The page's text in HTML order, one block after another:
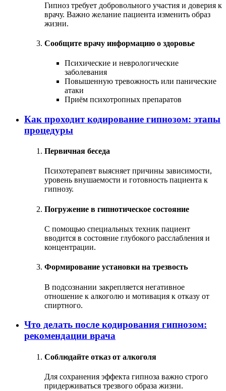
Гипноз требует добровольного участия и доверия к
врачу. Важно желание пациента изменить образ
жизни.
Сообщите врачу информацию о здоровье
Психические и неврологические
заболевания
Повышенную тревожность или панические
атаки
Приём психотропных препаратов
Как проходит кодирование гипнозом: этапы
процедуры
Первичная беседа
Психотерапевт выясняет причины зависимости,
уровень внушаемости и готовность пациента к
гипнозу.
Погружение в гипнотическое состояние
С помощью специальных техник пациент
вводится в состояние глубокого расслабления и
концентрации.
Формирование установки на трезвость
В подсознании закрепляется негативное
отношение к алкоголю и мотивация к отказу от
спиртного.
Что делать после кодирования гипнозом:
рекомендации врача
Соблюдайте отказ от алкоголя
Для сохранения эффекта гипноза важно строго
придерживаться трезвого образа жизни.